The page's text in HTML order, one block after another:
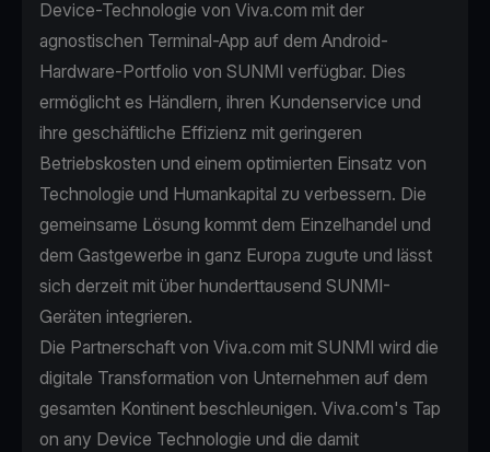
Device-Technologie von Viva.com mit der
agnostischen Terminal-App auf dem Android-
Hardware-Portfolio von SUNMI verfügbar. Dies
ermöglicht es Händlern, ihren Kundenservice und
ihre geschäftliche Effizienz mit geringeren
Betriebskosten und einem optimierten Einsatz von
Technologie und Humankapital zu verbessern. Die
gemeinsame Lösung kommt dem Einzelhandel und
dem Gastgewerbe in ganz Europa zugute und lässt
sich derzeit mit über hunderttausend SUNMI-
Geräten integrieren.
Die Partnerschaft von Viva.com mit SUNMI wird die
digitale Transformation von Unternehmen auf dem
gesamten Kontinent beschleunigen. Viva.com's Tap
on any Device Technologie und die damit